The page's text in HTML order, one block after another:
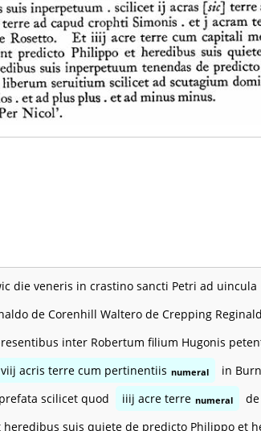
die veneris in crastino sancti Petri ad uincula
de Corenhill Waltero de Crepping
inter Robertum filium Hugonis
viij acris terre cum pertinentiis numeral
in
scilicet quod
iiij acre terre numeral
suis quiete de predicto Philippo et